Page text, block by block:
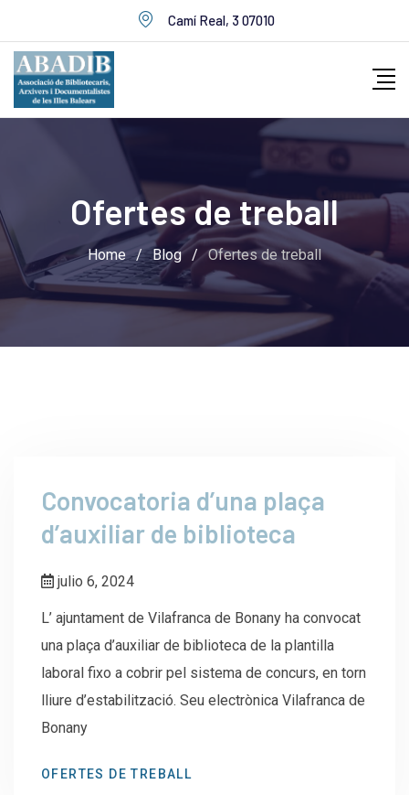
to
content
Camí Real, 3 07010
Ofertes de treball
Home / Blog / Ofertes de treball
Convocatoria d’una plaça
d’auxiliar de biblioteca
julio 6, 2024
L’ ajuntament de Vilafranca de Bonany ha convocat
una plaça d’auxiliar de biblioteca de la plantilla
laboral fixo a cobrir pel sistema de concurs, en torn
lliure d’estabilització. Seu electrònica Vilafranca de
Bonany
OFERTES DE TREBALL